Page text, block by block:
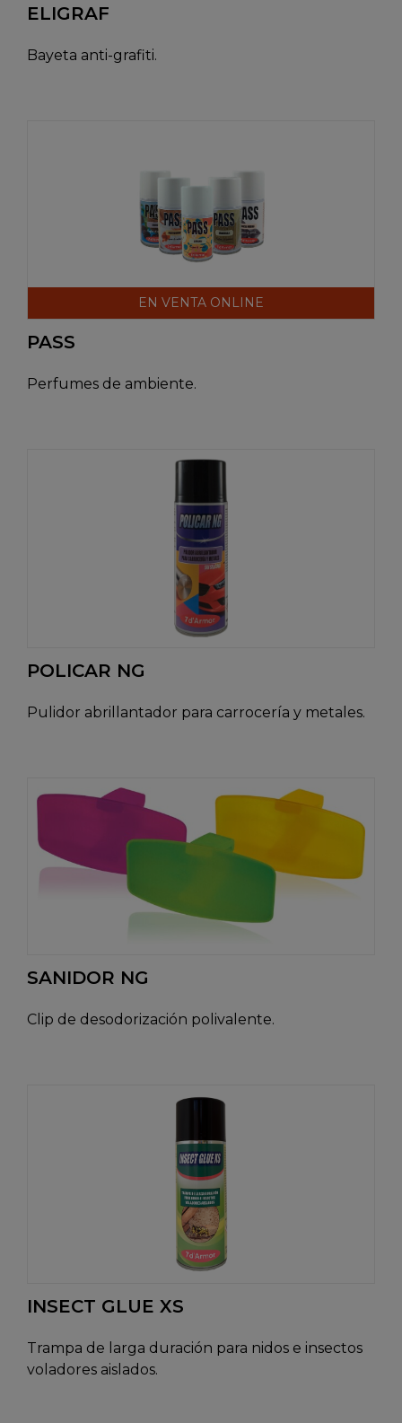
ELIGRAF
Bayeta anti-grafiti.
EN VENTA ONLINE
PASS
Perfumes de ambiente.
POLICAR NG
Pulidor abrillantador para carrocería y metales.
SANIDOR NG
Clip de desodorización polivalente.
INSECT GLUE XS
Trampa de larga duración para nidos e insectos
voladores aislados.